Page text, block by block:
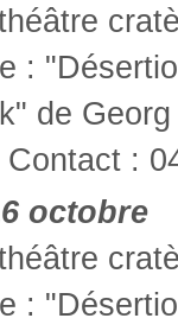
:
de
:
octobre
: